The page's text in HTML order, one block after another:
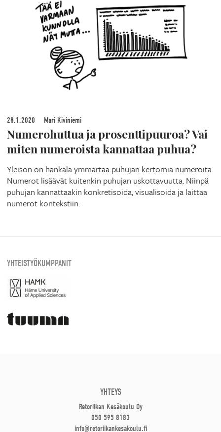
28.1.2020 Mari Kiviniemi
Numerohuttua ja prosenttipuuroa? Vai
miten numeroista kannattaa puhua?
Yleisön on hankala ymmärtää puhujan kertomia numeroita.
Numerot lisäävät kuitenkin puhujan uskottavuutta. Niinpä
puhujan kannattaakin konkretisoida, visualisoida ja laittaa
numerot kontekstiin.
YHTEISTYÖKUMPPANIT
YHTEYS
Retoriikan Kesäkoulu Oy
050 595 8183
info@retoriikankesakoulu.fi